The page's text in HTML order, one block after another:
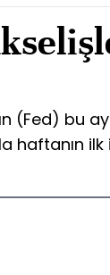
(Fed) bu
haftanın